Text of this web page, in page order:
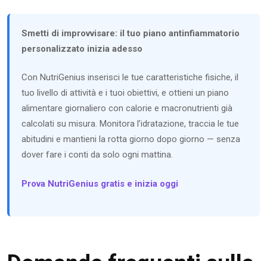
Smetti di improvvisare: il tuo piano antinfiammatorio
personalizzato inizia adesso
Con NutriGenius inserisci le tue caratteristiche fisiche, il
tuo livello di attività e i tuoi obiettivi, e ottieni un piano
alimentare giornaliero con calorie e macronutrienti già
calcolati su misura. Monitora l’idratazione, traccia le tue
abitudini e mantieni la rotta giorno dopo giorno — senza
dover fare i conti da solo ogni mattina.
Prova NutriGenius gratis e inizia oggi